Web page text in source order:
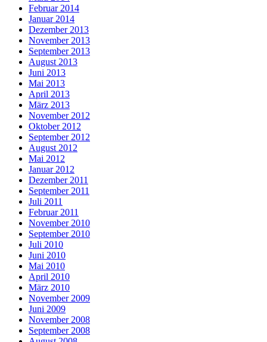
Februar 2014
Januar 2014
Dezember 2013
November 2013
September 2013
August 2013
Juni 2013
Mai 2013
April 2013
März 2013
November 2012
Oktober 2012
September 2012
August 2012
Mai 2012
Januar 2012
Dezember 2011
September 2011
Juli 2011
Februar 2011
November 2010
September 2010
Juli 2010
Juni 2010
Mai 2010
April 2010
März 2010
November 2009
Juni 2009
November 2008
September 2008